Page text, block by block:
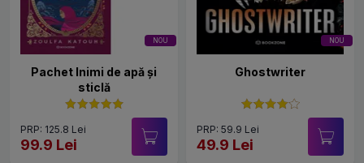
NOU
Pachet Inimi de apă și
sticlă
PRP: 125.8 Lei
99.9 Lei
NOU
Ghostwriter
PRP: 59.9 Lei
49.9 Lei